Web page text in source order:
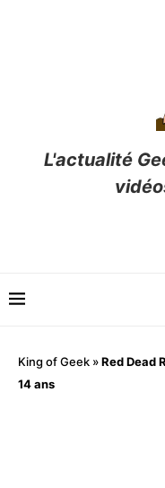
L'actualité
King of Geek »Red Dead
14 ans